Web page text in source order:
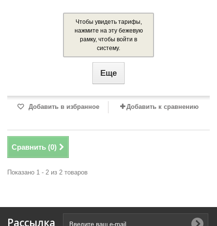
Чтобы увидеть тарифы,
нажмите на эту бежевую
рамку, чтобы войти в
систему.
Еще
Добавить в избранное Добавить к сравнению
Сравнить (0)
Показано 1 - 2 из 2 товаров
Рассылка